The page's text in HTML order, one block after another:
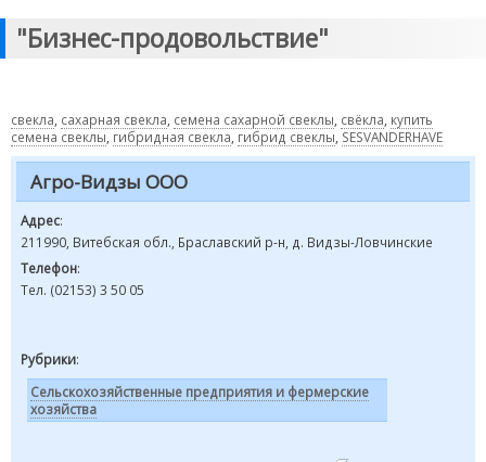
"Бизнес-продовольствие"
свекла сахарная свекла семена сахарной свеклы свёкла купить
семена свеклы гибридная свекла гибрид свеклы SESVANDERHAVE
Агро-Видзы ООО
Адрес:
211990, Витебская обл., Браславский р-н, д. Видзы-Ловчинские
Телефон:
Тел. (02153) 3 50 05
Рубрики:
Сельскохозяйственные предприятия и фермерские
хозяйства